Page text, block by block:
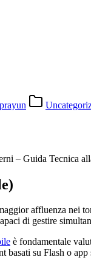
– Guida Tecnica
affluenza nei
di gestire
è fondamentale
basati su Flash o